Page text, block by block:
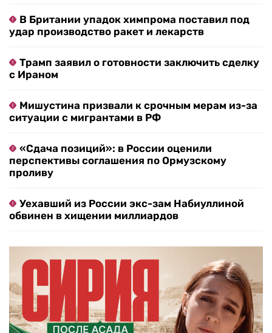
В Британии упадок химпрома поставил под
удар производство ракет и лекарств
Трамп заявил о готовности заключить сделку
с Ираном
Мишустина призвали к срочным мерам из-за
ситуации с мигрантами в РФ
«Сдача позиций»: в России оценили
перспективы соглашения по Ормузскому
проливу
Уехавший из России экс-зам Набиуллиной
обвинен в хищении миллиардов